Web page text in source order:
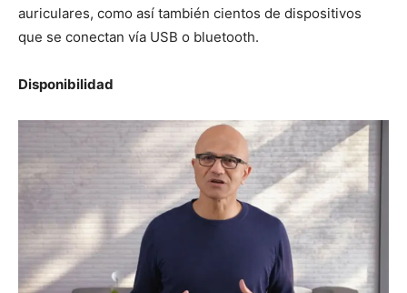
auriculares, como así también cientos de dispositivos
que se conectan vía USB o bluetooth.
Disponibilidad